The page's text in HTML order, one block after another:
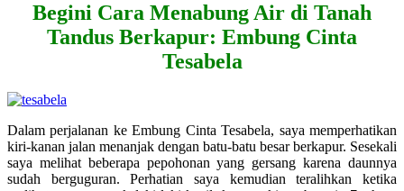
Begini Cara Menabung Air di Tanah
Tandus Berkapur: Embung Cinta
Tesabela
Dalam perjalanan ke Embung Cinta Tesabela, saya memperhatikan
kiri-kanan jalan menanjak dengan batu-batu besar berkapur. Sesekali
saya melihat beberapa pepohonan yang gersang karena daunnya
sudah berguguran. Perhatian saya kemudian teralihkan ketika